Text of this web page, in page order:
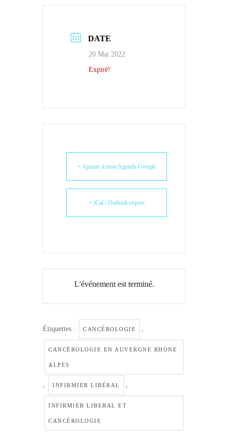
DATE
20 Mai 2022
Expiré!
+ Ajouter à mon Agenda Google
+ iCal / Outlook export
L'événement est terminé.
Étiquettes : CANCÉROLOGIE ,
CANCÉROLOGIE EN AUVERGNE RHONE
ALPES
, INFIRMIER LIBÉRAL ,
INFIRMIER LIBERAL ET
CANCÉROLOGIE